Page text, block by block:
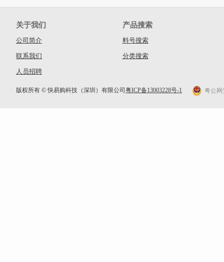
关于我们
公司简介
联系我们
人员招聘
产品搜索
料号搜索
分类搜索
版权所有 © 快易购科技（深圳）有限公司 粤ICP备13003228号-1 粤公网